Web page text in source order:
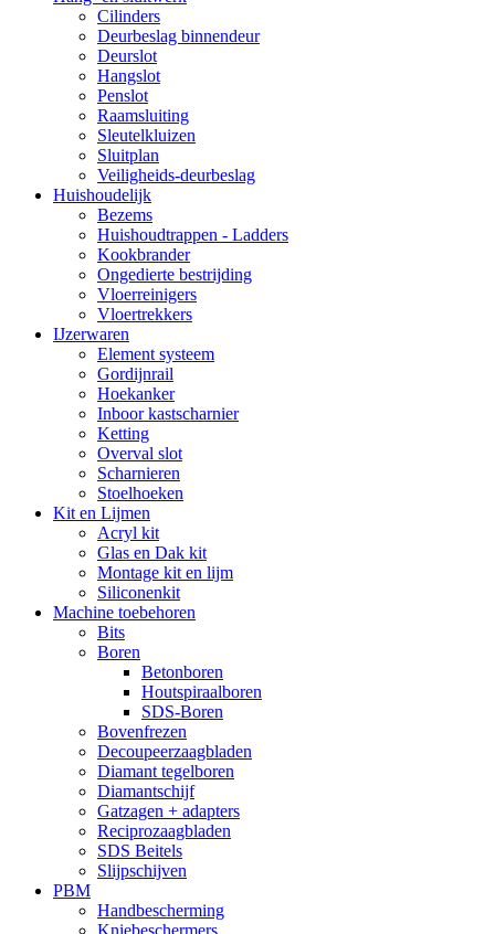
Cilinders
Deurbeslag binnendeur
Deurslot
Hangslot
Penslot
Raamsluiting
Sleutelkluizen
Sluitplan
Veiligheids-deurbeslag
Huishoudelijk
Bezems
Huishoudtrappen - Ladders
Kookbrander
Ongedierte bestrijding
Vloerreinigers
Vloertrekkers
IJzerwaren
Element systeem
Gordijnrail
Hoekanker
Inboor kastscharnier
Ketting
Overval slot
Scharnieren
Stoelhoeken
Kit en Lijmen
Acryl kit
Glas en Dak kit
Montage kit en lijm
Siliconenkit
Machine toebehoren
Bits
Boren
Betonboren
Houtspiraalboren
SDS-Boren
Bovenfrezen
Decoupeerzaagbladen
Diamant tegelboren
Diamantschijf
Gatzagen + adapters
Reciprozaagbladen
SDS Beitels
Slijpschijven
PBM
Handbescherming